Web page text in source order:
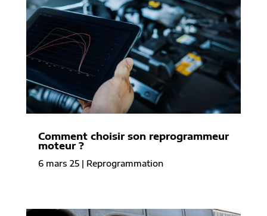
Comment choisir son reprogrammeur
moteur ?
6 mars 25| Reprogrammation